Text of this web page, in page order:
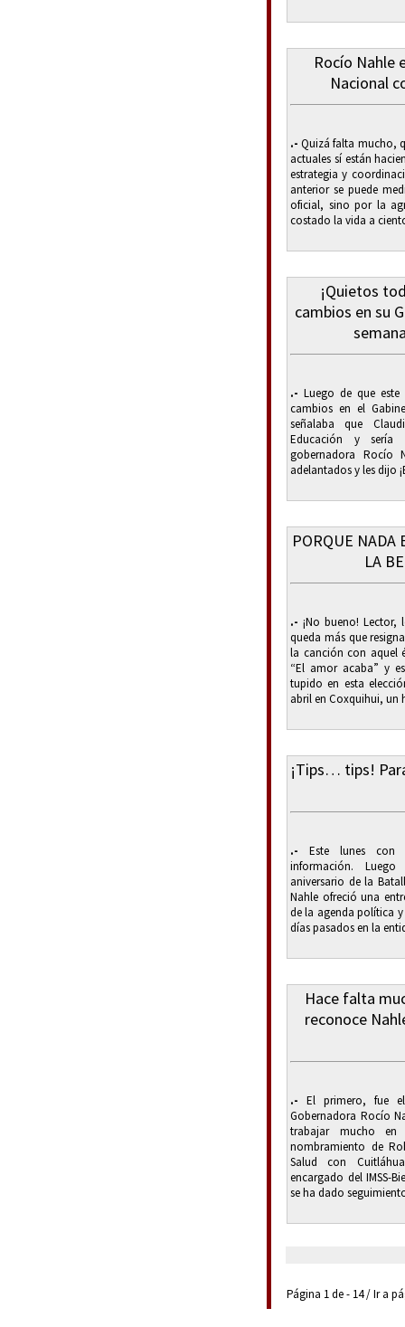
Rocío Nahle
Nacional
.- Quizá falta mucho,
actuales sí están
estrategia y
anterior se puede
oficial, sino por la
costado la vida a
¡Quietos
cambios en su
.- Luego de que
cambios en el
señalaba que
Educación y
gobernadora
adelantados y les dijo
PORQUE NADA
LA
.- ¡No bueno!
queda más que
la canción con aquel
“El amor acaba” y
tupido en esta
abril en Coxquihui, un
¡Tips… tips!
.- Este lunes con
información.
aniversario de la
Nahle ofreció una
de la agenda política
días pasados en la
Hace falta
reconoce
.- El primero, fue
Gobernadora Rocío
trabajar mucho
nombramiento de
Salud con
encargado del IMSS-
se ha dado
Página 1 de - 14 / Ir a